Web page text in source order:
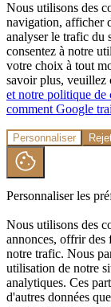
Nous utilisons des
navigation, afficher
analyser le trafic du
consentez à notre
votre choix à tout
savoir plus, veuillez
et notre politique de
comment Google
Personnaliser
Personnaliser les
Nous utilisons des
annonces, offrir des
notre trafic. Nous
utilisation de notre
analytiques. Ces
d'autres données